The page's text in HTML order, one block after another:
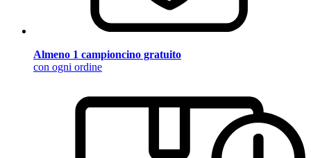
Almeno 1 campioncino gratuito
con ogni ordine